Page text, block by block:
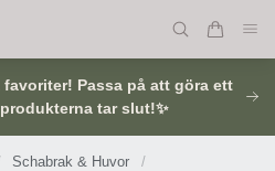
favoriter! Passa på att göra ett
tar slut!✨
Schabrak & Huvor
/